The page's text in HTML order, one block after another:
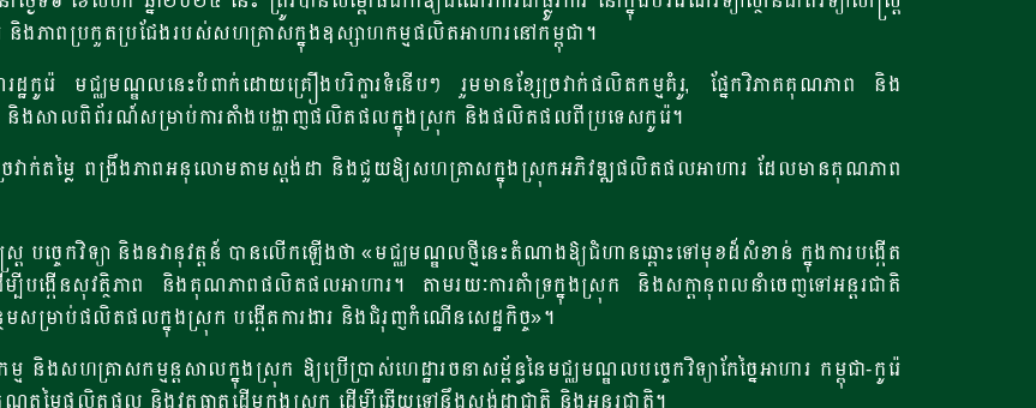
ារ និងភាពប្រកួតប្រជែងរបស់សហគ្រាសក្នុងឧស្សាហកម្មផលិតអាហារនៅកម្ពុជា។
រដ្ឋកូរ៉េ មជ្ឈមណ្ឌលនេះបំពាក់ដោយគ្រឿងបរិក្ខារទំនើបៗ រួមមានខ្សែច្រវាក់ផលិតកម្មគំរូ, ផ្នែកវិភាគគុណភាព និង
ស, និងសាលពិព័រណ៍សម្រាប់ការតាំងបង្ហាញផលិតផលក្នុងស្រុក និងផលិតផលពីប្រទេសកូរ៉េ។
រវាក់តម្លៃ ពង្រឹងភាពអនុលោមតាមស្តង់ដា និង​ជួយឱ្យសហគ្រាសក្នុងស្រុកអភិវឌ្ឍផលិតផលអាហារ ដែលមានគុណភាព
រ បច្ចេកវិទ្យា និងនវានុវត្តន៍ បានលើកឡើងថា «មជ្ឈមណ្ឌលថ្មីនេះតំណាងឱ្យជំហានឆ្ពោះទៅមុខដ៏សំខាន់ ក្នុងការបង្កើត
ង្កើនសុវត្ថិភាព និងគុណភាពផលិតផលអាហារ។ តាមរយៈការគាំទ្រក្នុងស្រុក និងសក្តានុពលនាំចេញទៅអន្តរជាតិ
ែមសម្រាប់ផលិតផលក្នុងស្រុក បង្កើតការងារ និងជំរុញកំណើនសេដ្ឋកិច្ច»។
ហគ្រាសកម្មន្តសាលក្នុងស្រុក ឱ្យប្រើប្រាស់ហេដ្ឋារចនាសម្ព័ន្ធនៃមជ្ឈមណ្ឌលបច្ចេកវិទ្យាកែច្នៃអាហារ កម្ពុជា-កូរ៉េ​​
គុណតម្លៃផលិតផល និងវត្ថុធាតុដើមក្នុងស្រុក ដើម្បីឆ្លើយទៅនឹងស្ដង់ដាជាតិ និងអន្ដរជាតិ។